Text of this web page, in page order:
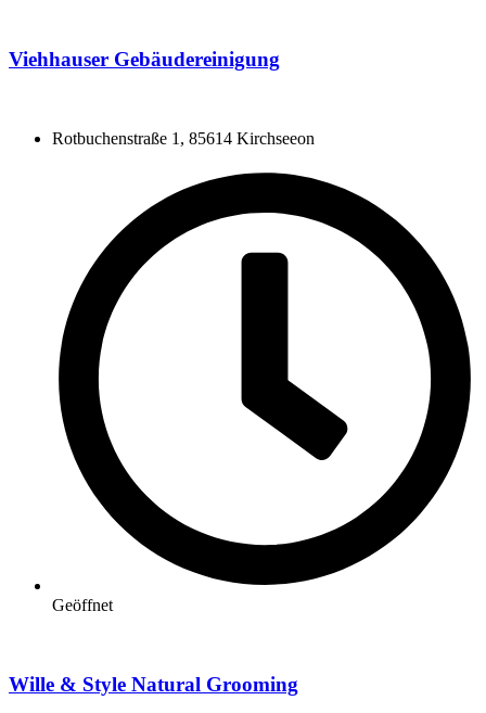
Viehhauser Gebäudereinigung
Rotbuchenstraße 1, 85614 Kirchseeon
Geöffnet
Wille & Style Natural Grooming